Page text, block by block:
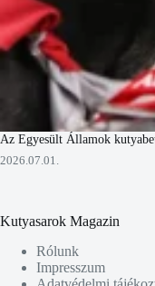
Az Egyesült Államok
2026.07.01.
Kutyasarok Magazin
Rólunk
Impresszum